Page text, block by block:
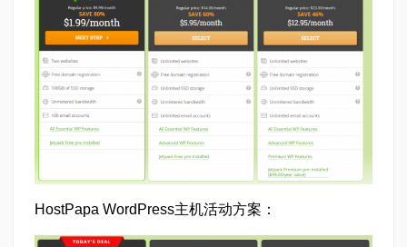
HostPapa WordPress主机活动方案：